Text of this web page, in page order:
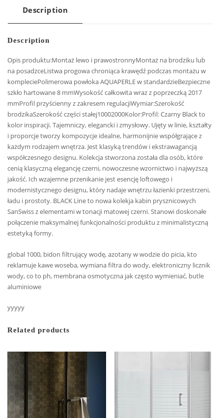
Description
Description
Opis produktu:Montaż lewo i prawostronnyMontaż na brodziku lub
na posadzceListwa progowa chroniąca krawędź podczas montażu w
kompleciePolimerowa powłoka AQUAPERLE w standardzieBezpieczne
szkło hartowane 8 mmWysokość całkowita wraz z poprzeczką 2017
mmProfil przyścienny z zakresem regulacjiWymiar:Szerokość
brodzikaSzerokość części stałej10002000Kolor:Profil: Czarny Black to
kolor inspiracji. Tajemniczy, elegancki i zmysłowy. Ujęty w linie, kształty
i proporcje tworzy kompozycje idealne, harmonijnie współgrające z
każdym rodzajem wnętrza. Jest klasyką trendów i ekstrawagancją
współczesnego designu. Kolekcja stworzona została dla osób, które
cenią klasyczną elegancję czerni, nowoczesne wzornictwo i najwyższą
jakość. Ich wzajemne przenikanie jest esencję loftowego i
modernistycznego designu, który nadaje wnętrzu łazienki przestrzeni,
ładu i prostoty. BLACK Line to nowa kolekja kabin prysznicowych
SanSwiss z elementami w tonacji matowej czerni. Stanowi doskonałe
połączenie maksymalnej funkcjonalności produktu z minimalistyczną
estetyką formy.
global 1000, bidon filtrujący wodę, azotany w wodzie do picia, kto
reklamuje kawe woseba, wymiana filtra do wody, elektroniczny licznik
wody, co to ph, membrana osmotyczna jak często wymieniać, butle
aluminiowe
yyyyy
Related products